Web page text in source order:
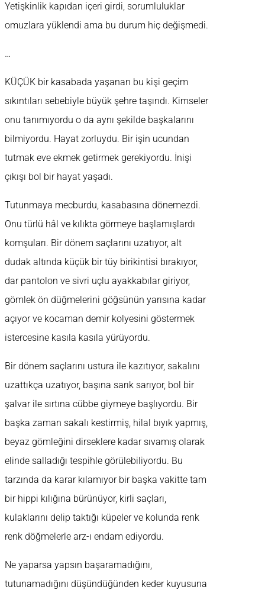
Yetişkinlik kapıdan içeri girdi, sorumluluklar
omuzlara yüklendi ama bu durum hiç değişmedi.
…
KÜÇÜK bir kasabada yaşanan bu kişi geçim
sıkıntıları sebebiyle büyük şehre taşındı. Kimseler
onu tanımıyordu o da aynı şekilde başkalarını
bilmiyordu. Hayat zorluydu. Bir işin ucundan
tutmak eve ekmek getirmek gerekiyordu. İnişi
çıkışı bol bir hayat yaşadı.
Tutunmaya mecburdu, kasabasına dönemezdi.
Onu türlü hâl ve kılıkta görmeye başlamışlardı
komşuları. Bir dönem saçlarını uzatıyor, alt
dudak altında küçük bir tüy birikintisi bırakıyor,
dar pantolon ve sivri uçlu ayakkabılar giriyor,
gömlek ön düğmelerini göğsünün yarısına kadar
açıyor ve kocaman demir kolyesini göstermek
istercesine kasıla kasıla yürüyordu.
Bir dönem saçlarını ustura ile kazıtıyor, sakalını
uzattıkça uzatıyor, başına sarık sarıyor, bol bir
şalvar ile sırtına cübbe giymeye başlıyordu. Bir
başka zaman sakalı kestirmiş, hilal bıyık yapmış,
beyaz gömleğini dirseklere kadar sıvamış olarak
elinde salladığı tespihle görülebiliyordu. Bu
tarzında da karar kılamıyor bir başka vakitte tam
bir hippi kılığına bürünüyor, kirli saçları,
kulaklarını delip taktığı küpeler ve kolunda renk
renk döğmelerle arz-ı endam ediyordu.
Ne yaparsa yapsın başaramadığını,
tutunamadığını düşündüğünden keder kuyusuna